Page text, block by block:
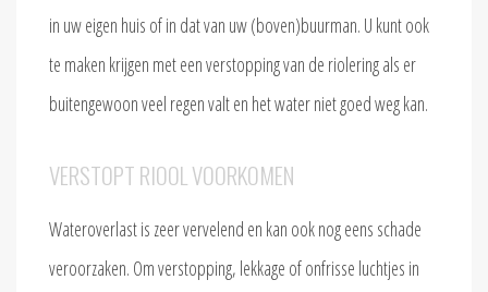
in uw eigen huis of in dat van uw (boven)buurman. U kunt ook
te maken krijgen met een verstopping van de riolering als er
buitengewoon veel regen valt en het water niet goed weg kan.
VERSTOPT RIOOL VOORKOMEN
Wateroverlast is zeer vervelend en kan ook nog eens schade
veroorzaken. Om verstopping, lekkage of onfrisse luchtjes in